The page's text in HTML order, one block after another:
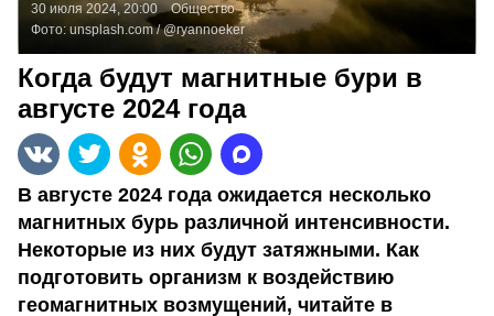
30 июля 2024, 20:00
Общество
Фото: unsplash.com/ @ryannoeker
Когда будут магнитные бури в
августе 2024 года
В августе 2024 года ожидается несколько
магнитных бурь различной интенсивности.
Некоторые из них будут затяжными. Как
подготовить организм к воздействию
геомагнитных возмущений, читайте в